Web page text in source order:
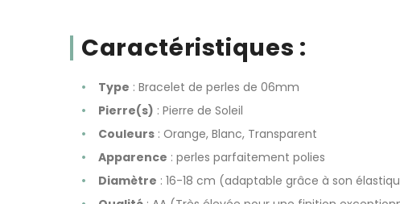
Caractéristiques :
Type : Bracelet de perles de 06mm
Pierre(s) : Pierre de Soleil
Couleurs : Orange, Blanc, Transparent
Apparence : perles parfaitement polies
Diamètre : 16-18 cm (adaptable grâce à son